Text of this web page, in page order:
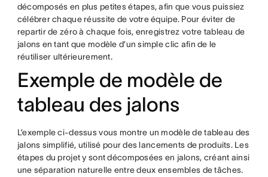
décomposés en plus petites étapes, afin que vous puissiez
célébrer chaque réussite de votre équipe. Pour éviter de
repartir de zéro à chaque fois, enregistrez votre tableau de
jalons en tant que modèle d’un simple clic afin de le
réutiliser ultérieurement.
Exemple de modèle de
tableau des jalons
L’exemple ci-dessus vous montre un modèle de tableau des
jalons simplifié, utilisé pour des lancements de produits. Les
étapes du projet y sont décomposées en jalons, créant ainsi
une séparation naturelle entre deux ensembles de tâches.